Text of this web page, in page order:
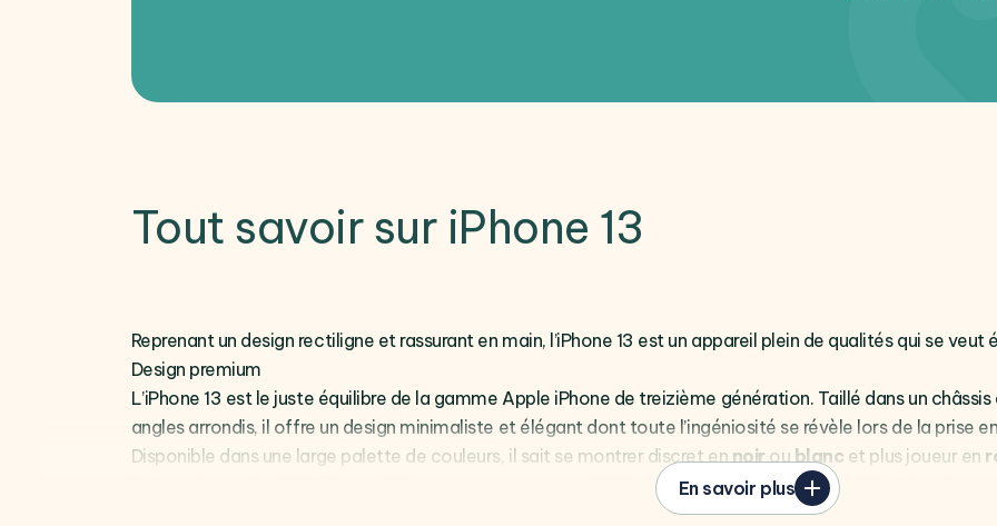
Tout savoir sur iPhone 13
Reprenant un design rectiligne et rassurant en main, l’iPhone 13 est un appareil plein de qualités qui se
Design premium
L’iPhone 13 est le juste équilibre de la gamme Apple iPhone de treizième génération. Taillé dans un châssis
angles arrondis, il offre un design minimaliste et élégant dont toute l’ingéniosité se révèle lors de la prise
Disponible dans une large palette de couleurs, il sait se montrer discret en noir ou blanc et plus joueur en
haute résistance permet une solidité accrue à l’épreuve des quotidiens les plus
En savoir plus